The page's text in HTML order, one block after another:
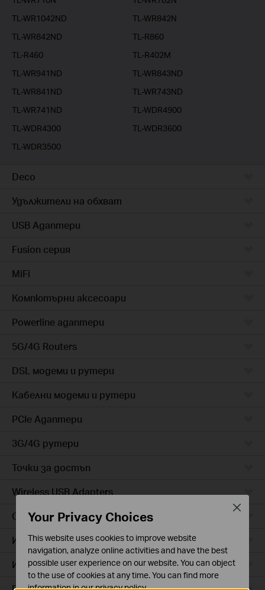
TL-WR1042ND
TL-WR842N
TL-WR842ND
TL-R860
TL-R460
TL-R402M
TL-WR941ND
TL-WR843ND
TL-WR841ND
TL-WR743ND
TL-WR741ND
TL-WDR4900
TL-WDR4300
TL-WDR3600
TL-WDR3500
Deco
Удължители на обхват
USB Адаптери
Fusion серия
MiFi
Компютърни аксесоари
Powerline адаптери
5G/4G Routers
DSL модеми и рутери
Кабелни модеми и рутери
PCIe Адаптери
3G/4G рутери
Точки за достъп
Wireless USB Adapters
Cloud камери
Интелигентни контакти
Интелигентно осветление
Your Privacy Choices
This website uses cookies to improve website
navigation, analyze online activities and have the best
possible user experience on our website. You can object
to the use of cookies at any time. You can find more
information in ourprivacy policy.
Close